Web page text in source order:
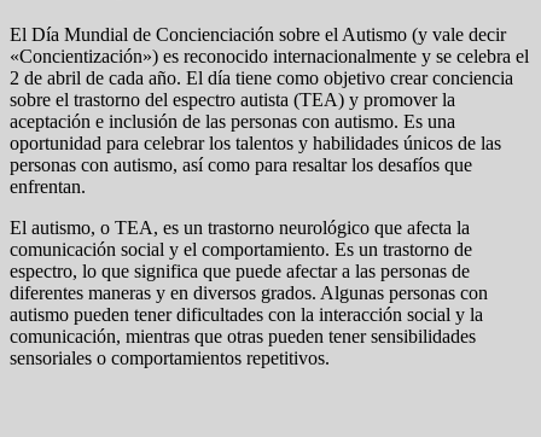
El Día Mundial de Concienciación sobre el Autismo (y vale decir
«Concientización») es reconocido internacionalmente y se celebra el
2 de abril de cada año. El día tiene como objetivo crear conciencia
sobre el trastorno del espectro autista (TEA) y promover la
aceptación e inclusión de las personas con autismo. Es una
oportunidad para celebrar los talentos y habilidades únicos de las
personas con autismo, así como para resaltar los desafíos que
enfrentan.
El autismo, o TEA, es un trastorno neurológico que afecta la
comunicación social y el comportamiento. Es un trastorno de
espectro, lo que significa que puede afectar a las personas de
diferentes maneras y en diversos grados. Algunas personas con
autismo pueden tener dificultades con la interacción social y la
comunicación, mientras que otras pueden tener sensibilidades
sensoriales o comportamientos repetitivos.